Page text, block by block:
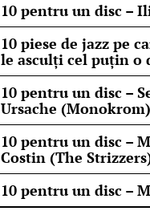
10 pentru un disc –
10 piese de jazz pe
le asculți cel puțin o
10 pentru un disc –
Ursache (Monokrom)
10 pentru un disc –
Costin (The
10 pentru un disc –